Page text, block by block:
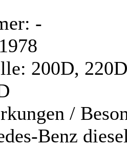
-
1978
200D,
/
Benz